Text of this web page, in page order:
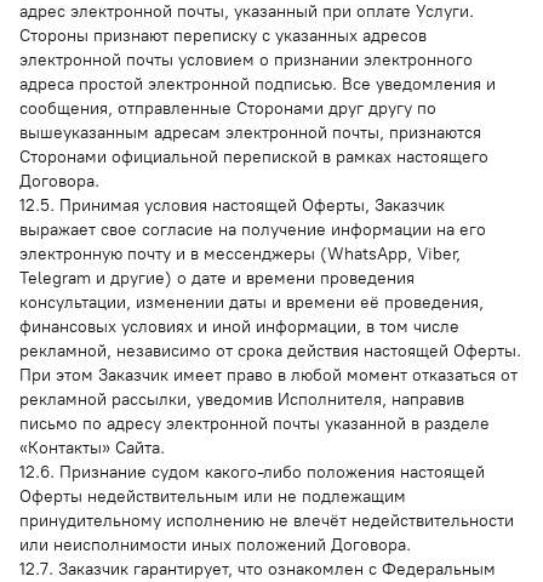
адрес электронной почты, указанный при оплате Услуги.
Стороны признают переписку с указанных адресов
электронной почты условием о признании электронного
адреса простой электронной подписью. Все уведомления и
сообщения, отправленные Сторонами друг другу по
вышеуказанным адресам электронной почты, признаются
Сторонами официальной перепиской в рамках настоящего
Договора.
12.5. Принимая условия настоящей Оферты, Заказчик
выражает свое согласие на получение информации на его
электронную почту и в мессенджеры (WhatsApp, Viber,
Telegram и другие) о дате и времени проведения
консультации, изменении даты и времени её проведения,
финансовых условиях и иной информации, в том числе
рекламной, независимо от срока действия настоящей Оферты.
При этом Заказчик имеет право в любой момент отказаться от
рекламной рассылки, уведомив Исполнителя, направив
письмо по адресу электронной почты указанной в разделе
«Контакты» Сайта.
12.6. Признание судом какого-либо положения настоящей
Оферты недействительным или не подлежащим
принудительному исполнению не влечёт недействительности
или неисполнимости иных положений Договора.
12.7. Заказчик гарантирует, что ознакомлен с Федеральным